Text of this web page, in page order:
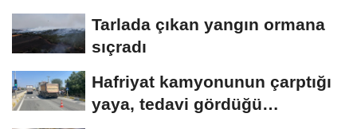
Tarlada çıkan yangın ormana
sıçradı
Hafriyat kamyonunun çarptığı
yaya, tedavi gördüğü